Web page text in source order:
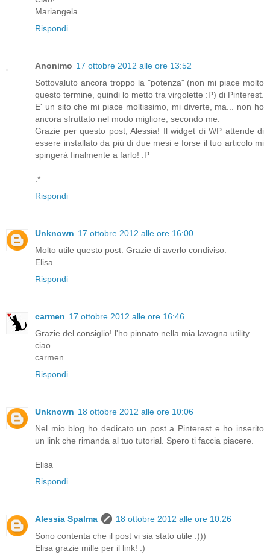
Mariangela
Rispondi
Anonimo 17 ottobre 2012 alle ore 13:52
Sottovaluto ancora troppo la "potenza" (non mi piace molto
questo termine, quindi lo metto tra virgolette :P) di Pinterest.
E' un sito che mi piace moltissimo, mi diverte, ma... non ho
ancora sfruttato nel modo migliore, secondo me.
Grazie per questo post, Alessia! Il widget di WP attende di
essere installato da più di due mesi e forse il tuo articolo mi
spingerà finalmente a farlo! :P
:*
Rispondi
Unknown 17 ottobre 2012 alle ore 16:00
Molto utile questo post. Grazie di averlo condiviso.
Elisa
Rispondi
carmen 17 ottobre 2012 alle ore 16:46
Grazie del consiglio! l'ho pinnato nella mia lavagna utility
ciao
carmen
Rispondi
Unknown 18 ottobre 2012 alle ore 10:06
Nel mio blog ho dedicato un post a Pinterest e ho inserito
un link che rimanda al tuo tutorial. Spero ti faccia piacere.
Elisa
Rispondi
Alessia Spalma
18 ottobre 2012 alle ore 10:26
Sono contenta che il post vi sia stato utile :)))
Elisa grazie mille per il link! :)